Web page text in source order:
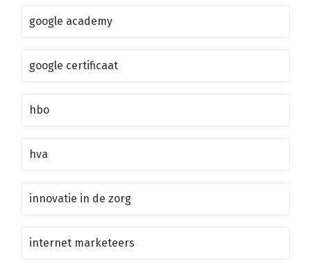
google academy
google certificaat
hbo
hva
innovatie in de zorg
internet marketeers